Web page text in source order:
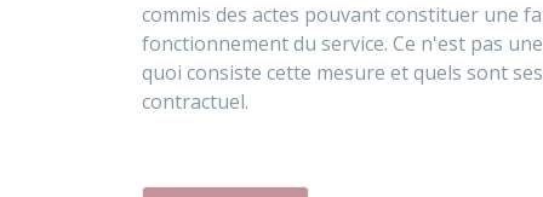
commis des actes pouvant constituer une
fonctionnement du service. Ce n'est pas
quoi consiste cette mesure et quels sont
contractuel.